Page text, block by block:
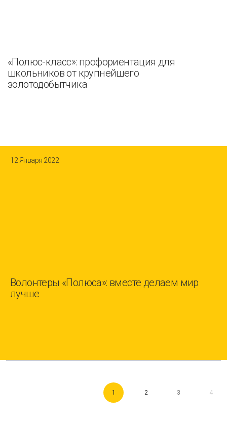
«Полюс-класс»: профориентация для
школьников от крупнейшего
золотодобытчика
12 Января 2022
Волонтеры «Полюса»: вместе делаем мир
лучше
1 2 3 4